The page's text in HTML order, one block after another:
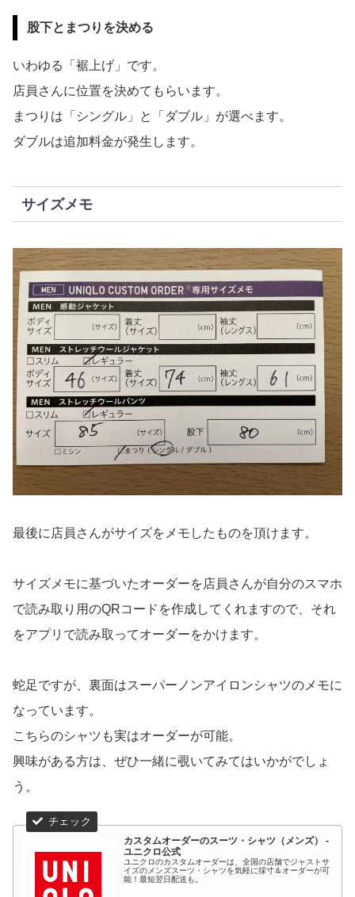
股下とまつりを決める
いわゆる「裾上げ」です。
店員さんに位置を決めてもらいます。
まつりは「シングル」と「ダブル」が選べます。
ダブルは追加料金が発生します。
サイズメモ
最後に店員さんがサイズをメモしたものを頂けます。
サイズメモに基づいたオーダーを店員さんが自分のスマホ
で読み取り用のQRコードを作成してくれますので、それ
をアプリで読み取ってオーダーをかけます。
蛇足ですが、裏面はスーパーノンアイロンシャツのメモに
なっています。
こちらのシャツも実はオーダーが可能。
興味がある方は、ぜひ一緒に覗いてみてはいかがでしょ
う。
カスタムオーダーのスーツ・シャツ（メンズ） -
ユニクロ公式
ユニクロのカスタムオーダーは、全国の店舗でジャストサ
イズのメンズスーツ・シャツを気軽に採寸＆オーダーが可
能！最短翌日配送も。